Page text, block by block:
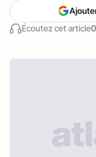
Écoutez cet article